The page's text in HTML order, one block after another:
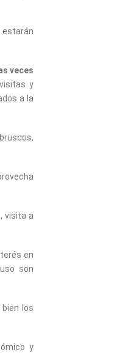
estarán
veces
y
a la
visita a
en
son
los
y